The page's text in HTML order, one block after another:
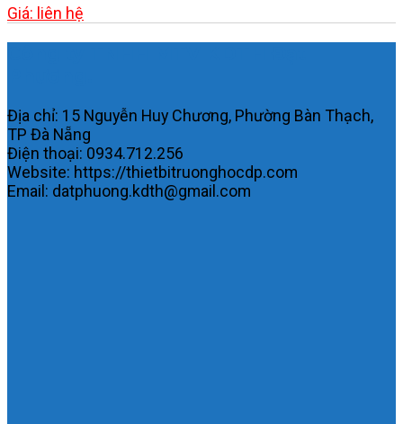
Giá: liên hệ
Địa chỉ: 15 Nguyễn Huy Chương, Phường Bàn Thạch,
TP Đà Nẵng
Điện thoại: 0934.712.256
Website: https://thietbitruonghocdp.com
Email: datphuong.kdth@gmail.com